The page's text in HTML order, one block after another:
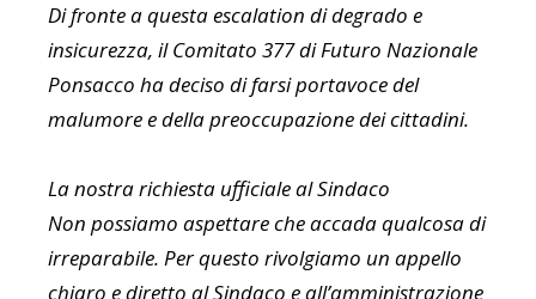
Di fronte a questa escalation di degrado e
insicurezza, il Comitato 377 di Futuro Nazionale
Ponsacco ha deciso di farsi portavoce del
malumore e della preoccupazione dei cittadini.
La nostra richiesta ufficiale al Sindaco
Non possiamo aspettare che accada qualcosa di
irreparabile. Per questo rivolgiamo un appello
chiaro e diretto al Sindaco e all’amministrazione